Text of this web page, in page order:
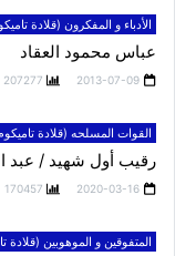
الأدباء و المفكرون (قلادة
عباس محمود العقاد
2013-07-09
207277
القوات المسلحه (قلادة
رقيب أول شهيد / عبد
2020-03-16
170457
المتفوقين و الموهوبين (قلادة